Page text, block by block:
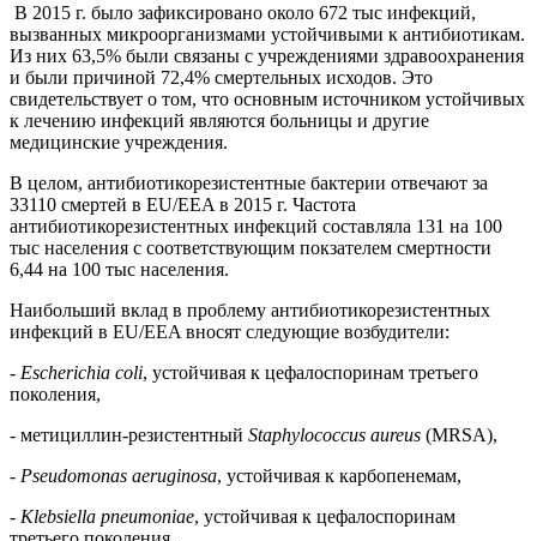
В 2015 г. было зафиксировано около 672 тыс инфекций,
вызванных микроорганизмами устойчивыми к антибиотикам.
Из них 63,5% были связаны с учреждениями здравоохранения
и были причиной 72,4% смертельных исходов. Это
свидетельствует о том, что основным источником устойчивых
к лечению инфекций являются больницы и другие
медицинские учреждения.
В целом, антибиотикорезистентные бактерии отвечают за
33110 смертей в EU/EEA в 2015 г. Частота
антибиотикорезистентных инфекций составляла 131 на 100
тыс населения с соответствующим покзателем смертности
6,44 на 100 тыс населения.
Наибольший вклад в проблему антибиотикорезистентных
инфекций в EU/EEA вносят следующие возбудители:
- Escherichia coli, устойчивая к цефалоспоринам третьего
поколения,
- метициллин-резистентный Staphylococcus aureus (MRSA),
- Pseudomonas aeruginosa, устойчивая к карбопенемам,
- Klebsiella pneumoniae, устойчивая к цефалоспоринам